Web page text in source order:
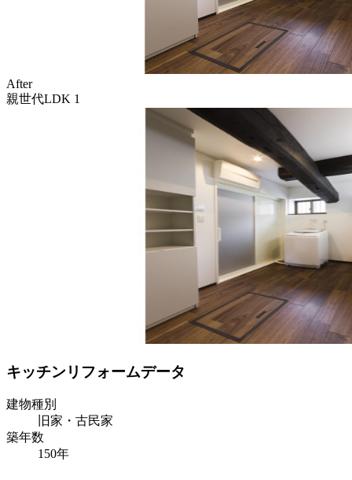
After
親世代LDK 1
キッチンリフォームデータ
建物種別
旧家・古民家
築年数
150年